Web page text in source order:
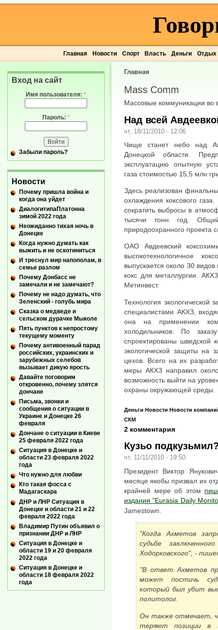
Главная Новости Спорт Власть Деньги Отдых
Главная
Mass Comm
Массовые коммуникации во
Над всей
чт, 18/11/2010 - 12:06
Чище станет небо над
Донецкой области.
эксплуатацию опытную
газа стоимостью 15,5 млн
Здесь реализован
охлаждения коксового
сократить выбросы в
тысячи тонн год.
природоохранного проекта
ОАО Авдеевский
высокотехнологичное
выпускается около 30
кокс для металлургии.
Метинвест.
Технология экологической
специалистами АКХЗ,
она на применении
холодильников. По
спроектированы шведской
экологической защиты на
цехов. Всего на их
меры АКХЗ направил
возможность выйти на
охраны окружающей среды.
Деньги Новости Новости
СКМ
2 комментария
Кузьо
чт, 11/11/2010 - 19:50
Президент Виктор
месяце якобы призвал их
крайней мере об этом
издания "Eurasia Daily
Jamestown.
"Когда Ахметов
судьбе
Ходорковского", -
"В ответ Ахметов
может постичь
который был убит
политолог.
Он также отмечает,
теряют позиции в
Вход на сайт
Имя пользователя: *
Пароль: *
Забыли пароль?
Новости
Почему пришла война и
когда она уйдет
ДиалогитипаПлатонна
зимой 2022 года
Неожиданно тихая ночь в
Донецке
Когда нужно думать как
выжить и не оскотиниться
И треснул мир напополам, в
семье разлом
Почему Донбасс не
замечали и не замечают?
Почему не надо думать, что
Зеленский - голубь мира
Сказка о медведе и
сельском дурачке Мыколе
Пять пунктов к непростому
текущему моменту
Почему антивоенный парад
российских, украинских и
зарубежных селебов
вызывает дикую ярость
Давайте поговорим
откровенно, почему злятся
дончане
Письма, звонки и
сообщения о ситуации в
Украине и Донецке 26
февраля
Дончане о ситуации в Киеве
25 февраля 2022 года
Ситуация в Донецке и
области 23 февраля 2022
года
Что нужно для любви
Кто такая фосса с
Мадагаскара
ДНР и ЛНР Ситуация в
Донецке и области 21 и 22
февраля 2022 года
Владимир Путин объявил о
признании ДНР и ЛНР
Ситуация в Донецке и
области 19 и 20 февраля
2022 года
Ситуация в Донецке и
области 18 февраля 2022
года